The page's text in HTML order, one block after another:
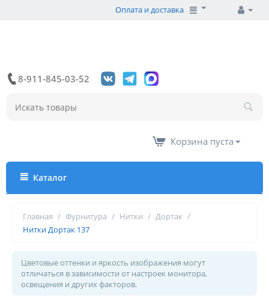
Оплата и доставка
8-911-845-03-52
Корзина пуста
Каталог
Главная / Фурнитура / Нитки / Дортак /
Нитки Дортак 137
Цветовые оттенки и яркость изображения могут
отличаться в зависимости от настроек монитора,
освещения и других факторов.